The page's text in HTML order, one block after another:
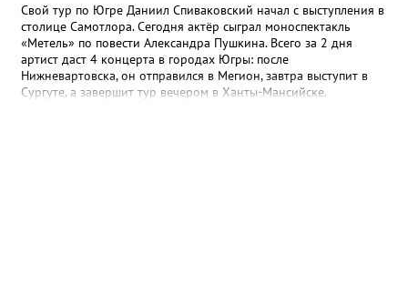
Свой тур по Югре Даниил Спиваковский начал с выступления в
столице Самотлора. Сегодня актёр сыграл моноспектакль
«Метель» по повести Александра Пушкина. Всего за 2 дня
артист даст 4 концерта в городах Югры: после
Нижневартовска, он отправился в Мегион, завтра выступит в
Сургуте, а завершит тур вечером в Ханты-Мансийске.